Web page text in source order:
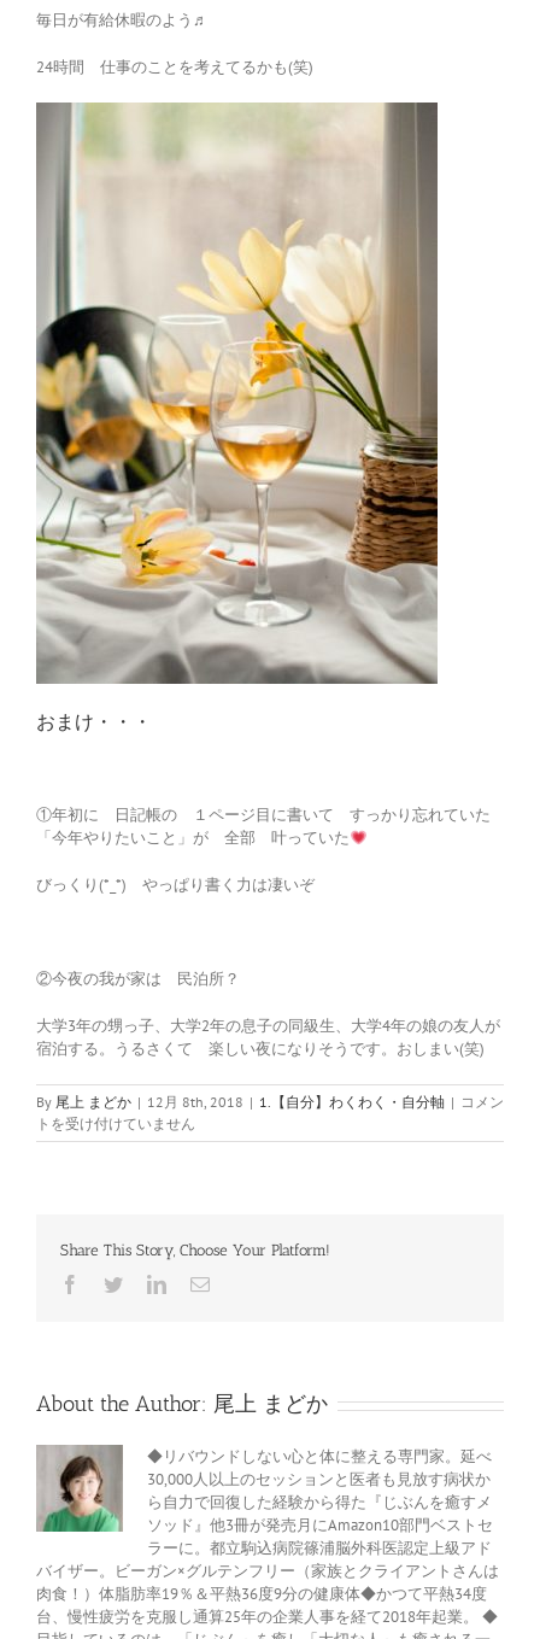
毎日が有給休暇のよう♬
24時間 仕事のことを考えてるかも(笑)
おまけ・・・
①年初に 日記帳の １ページ目に書いて すっかり忘れていた
「今年やりたいこと」が 全部 叶っていた
びっくり(*_*) やっぱり書く力は凄いぞ
②今夜の我が家は 民泊所？
大学3年の甥っ子、大学2年の息子の同級生、大学4年の娘の友人が
宿泊する。うるさくて 楽しい夜になりそうです。おしまい(笑)
By 尾上 まどか | 12月 8th, 2018 | 1.【自分】わくわく・自分軸 | 2018
は
コメン
トを受け付けていません
Share This Story, Choose Your Platform!
Facebook
TwitterLinkedIn
電
About the Author: 尾上 まどか
◆リバウンドしない心と体に整える専門家。延べ
30,000人以上のセッションと医者も見放す病状か
ら自力で回復した経験から得た『じぶんを癒すメ
ソッド』他3冊が発売月にAmazon10部門ベストセ
ラーに。都立駒込病院篠浦脳外科医認定上級アド
バイザー。ビーガン×グルテンフリー（家族とクライアントさんは
肉食！）体脂肪率19％＆平熱36度9分の健康体◆かつて平熱34度
台、慢性疲労を克服し通算25年の企業人事を経て2018年起業。 ◆